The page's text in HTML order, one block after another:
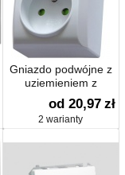
Gniazdo podwójne z
uziemieniem z
przesłonami
od 20,97 zł
2 warianty